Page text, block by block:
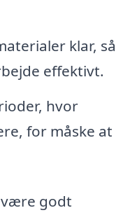
klar, så
effektivt.
hvor
for måske at
være godt